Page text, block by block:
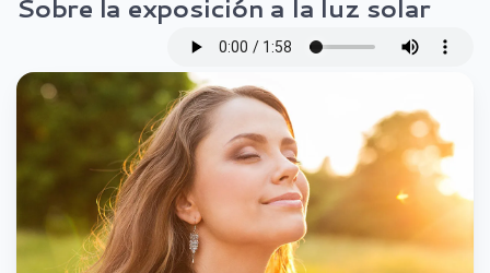
Sobre la exposición a la luz solar